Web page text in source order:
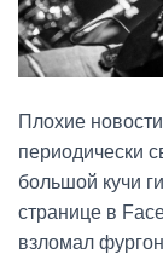
Плохие
периодически
большой кучи
странице в
взломал